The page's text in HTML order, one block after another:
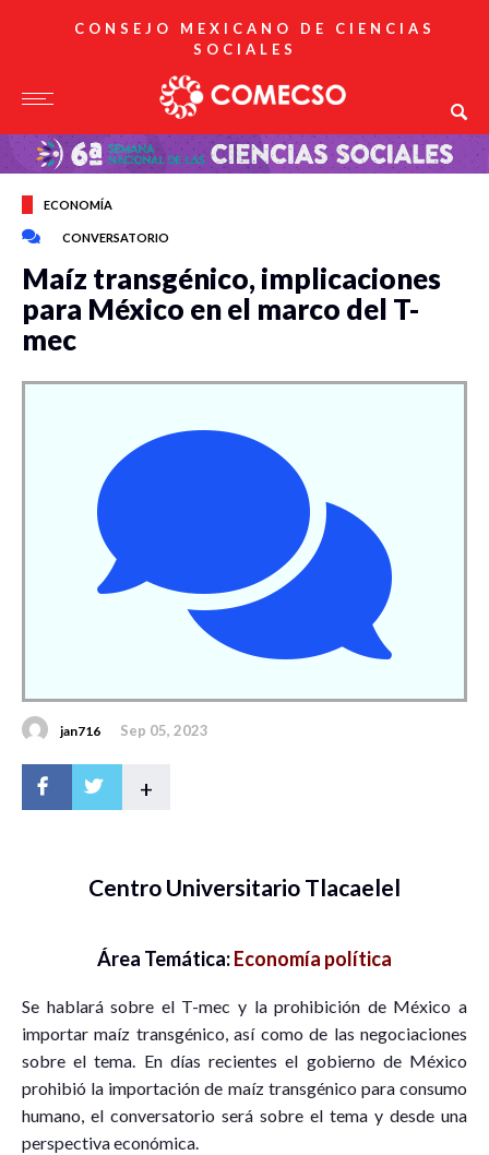
CONSEJO MEXICANO DE CIENCIAS
SOCIALES
ECONOMÍA
CONVERSATORIO
Maíz transgénico, implicaciones
para México en el marco del T-
mec
jan716 Sep 05, 2023
+
Centro Universitario Tlacaelel
Área Temática:Economía política
Se hablará sobre el T-mec y la prohibición de México a
importar maíz transgénico, así como de las negociaciones
sobre el tema. En días recientes el gobierno de México
prohibió la importación de maíz transgénico para consumo
humano, el conversatorio será sobre el tema y desde una
perspectiva económica.